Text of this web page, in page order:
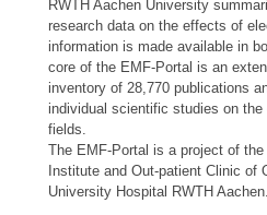
RWTH Aachen University
research data on the effects of
information is made available in
core of the EMF-Portal is an
inventory of 28,770 publications
individual scientific studies on
fields.
The EMF-Portal is a project of
Institute and Out-patient Clinic of
University Hospital RWTH